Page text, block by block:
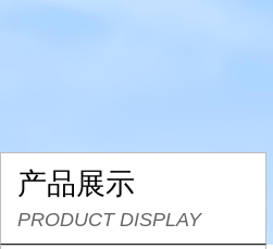
产品展示
PRODUCT DISPLAY